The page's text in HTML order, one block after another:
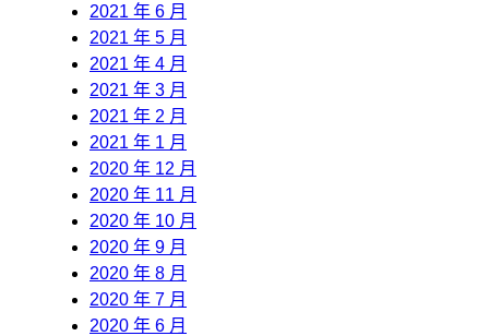
2021 年 6 月
2021 年 5 月
2021 年 4 月
2021 年 3 月
2021 年 2 月
2021 年 1 月
2020 年 12 月
2020 年 11 月
2020 年 10 月
2020 年 9 月
2020 年 8 月
2020 年 7 月
2020 年 6 月